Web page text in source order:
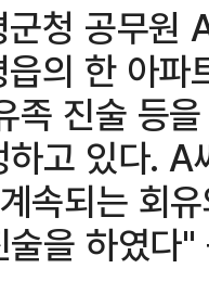
청 공무원
의 한 아
족 진술 등
고 있다.
속되는 회
을 하였다